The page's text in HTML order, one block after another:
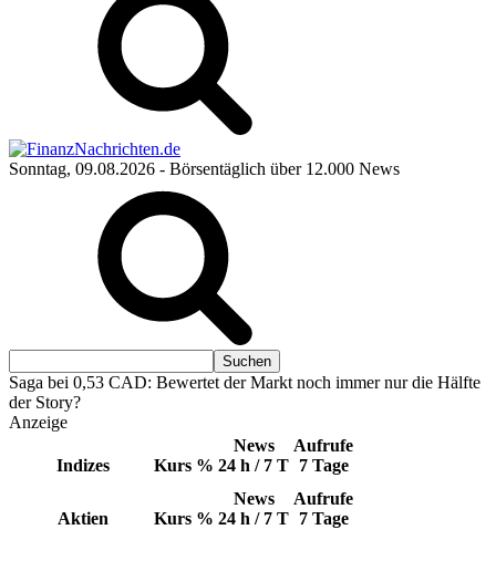
Sonntag, 09.08.2026 - Börsentäglich über 12.000 News
Saga bei 0,53 CAD: Bewertet der Markt noch immer nur die Hälfte
der Story?
Anzeige
Indizes Kurs %
News
24 h / 7 T
Aufrufe
7 Tage
Aktien Kurs %
News
24 h / 7 T
Aufrufe
7 Tage